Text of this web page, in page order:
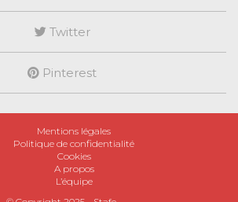
Twitter
Pinterest
Mentions légales
Politique de confidentialité
Cookies
A propos
L’équipe